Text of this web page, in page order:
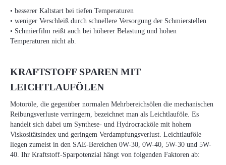
• besserer Kaltstart bei tiefen Temperaturen
• weniger Verschleiß durch schnellere Versorgung der Schmierstellen
• Schmierfilm reißt auch bei höherer Belastung und hohen
Temperaturen nicht ab.
KRAFTSTOFF SPAREN MIT
LEICHTLAUFÖLEN
Motoröle, die gegenüber normalen Mehrbereichsölen die mechanischen
Reibungsverluste verringern, bezeichnet man als Leichtlauföle. Es
handelt sich dabei um Synthese- und Hydrocracköle mit hohem
Viskositätsindex und geringem Verdampfungsverlust. Leichtlauföle
liegen zumeist in den SAE-Bereichen 0W-30, 0W-40, 5W-30 und 5W-
40. Ihr Kraftstoff-Sparpotenzial hängt von folgenden Faktoren ab: